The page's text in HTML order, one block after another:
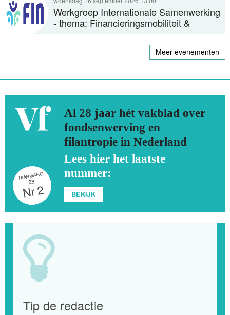
Werkgroep Internationale Samenwerking
- thema: Financieringsmobiliteit &
Meer evenementen
Al 28 jaar hét vakblad over
fondsenwerving en
filantropie in Nederland
Lees hier het laatste
nummer:
BEKIJK
JAARGANG
28
Nr2
Tip de redactie